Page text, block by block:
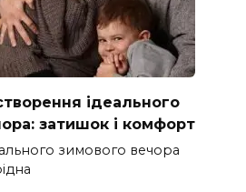
ідеального
затишок і комфорт
зимового вечора